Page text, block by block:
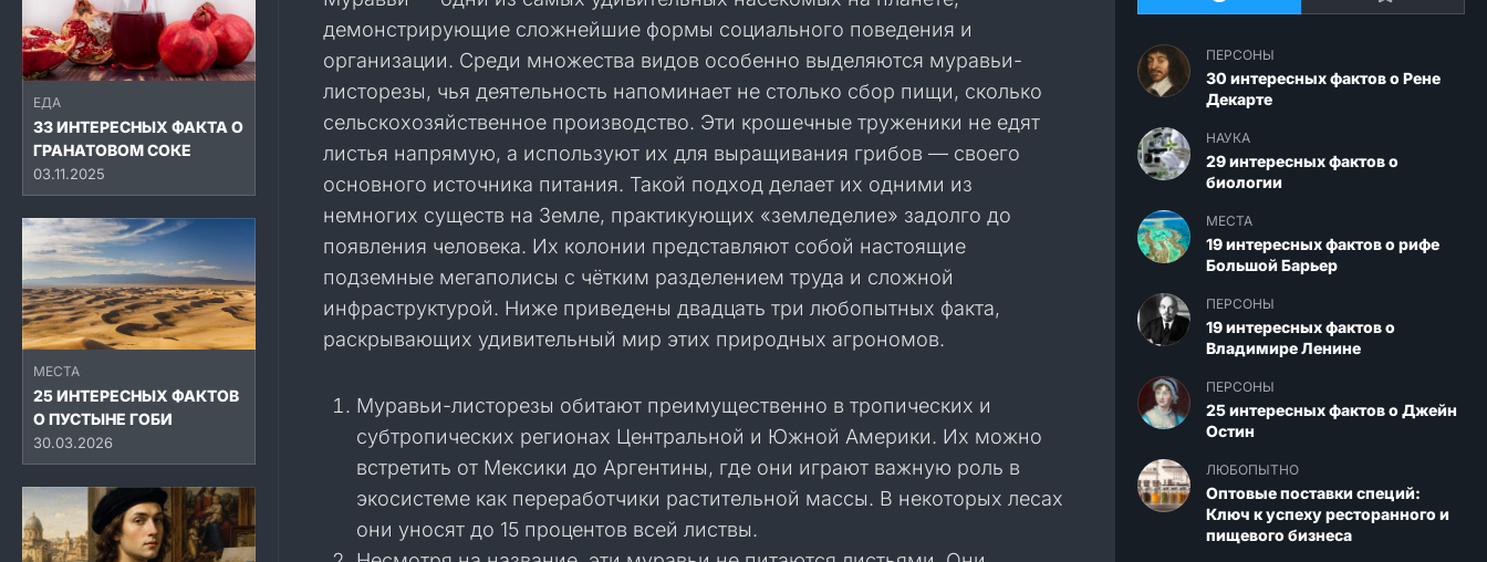
ЕДА
33 ИНТЕРЕСНЫХ ФАКТА О
ГРАНАТОВОМ СОКЕ
03.11.2025
МЕСТА
25 ИНТЕРЕСНЫХ ФАКТОВ
О ПУСТЫНЕ ГОБИ
30.03.2026
демонстрирующие сложнейшие формы социального поведения и
организации. Среди множества видов особенно выделяются муравьи-
листорезы, чья деятельность напоминает не столько сбор пищи, сколько
сельскохозяйственное производство. Эти крошечные труженики не едят
листья напрямую, а используют их для выращивания грибов — своего
основного источника питания. Такой подход делает их одними из
немногих существ на Земле, практикующих «земледелие» задолго до
появления человека. Их колонии представляют собой настоящие
подземные мегаполисы с чётким разделением труда и сложной
инфраструктурой. Ниже приведены двадцать три любопытных факта,
раскрывающих удивительный мир этих природных агрономов.
Муравьи-листорезы обитают преимущественно в тропических и
субтропических регионах Центральной и Южной Америки. Их можно
встретить от Мексики до Аргентины, где они играют важную роль в
экосистеме как переработчики растительной массы. В некоторых лесах
они уносят до 15 процентов всей листвы.
ПЕРСОНЫ
30 интересных фактов о Рене
Декарте
НАУКА
29 интересных фактов о
биологии
МЕСТА
19 интересных фактов о рифе
Большой Барьер
ПЕРСОНЫ
19 интересных фактов о
Владимире Ленине
ПЕРСОНЫ
25 интересных фактов о Джейн
Остин
ЛЮБОПЫТНО
Оптовые поставки специй:
Ключ к успеху ресторанного и
пищевого бизнеса